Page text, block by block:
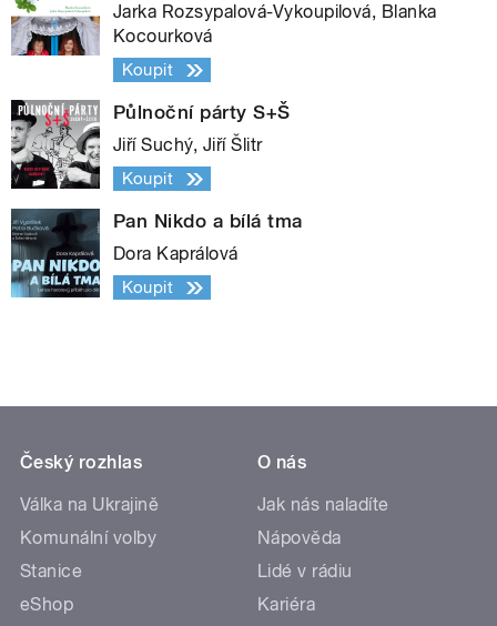
Jarka Rozsypalová-Vykoupilová, Blanka
Kocourková
Koupit
Půlnoční párty S+Š
Jiří Suchý, Jiří Šlitr
Koupit
Pan Nikdo a bílá tma
Dora Kaprálová
Koupit
Český rozhlas
Válka na Ukrajině
Komunální volby
Stanice
eShop
O nás
Jak nás naladíte
Nápověda
Lidé v rádiu
Kariéra